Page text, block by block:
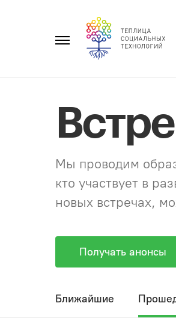
Мы проводим
кто участвует в
новых встречах,
Получать анонсы
Ближайшие